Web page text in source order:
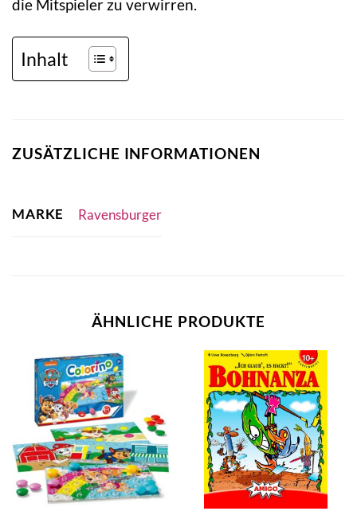
die Mitspieler zu verwirren.
Inhalt
ZUSÄTZLICHE INFORMATIONEN
MARKE Ravensburger
ÄHNLICHE PRODUKTE